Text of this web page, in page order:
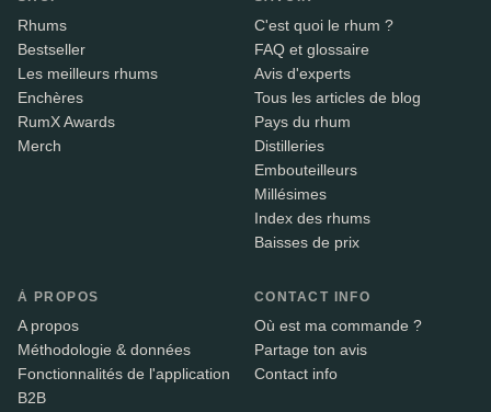
Rhums
Bestseller
Les meilleurs rhums
Enchères
RumX Awards
Merch
C'est quoi le rhum ?
FAQ et glossaire
Avis d'experts
Tous les articles de blog
Pays du rhum
Distilleries
Embouteilleurs
Millésimes
Index des rhums
Baisses de prix
À PROPOS
A propos
Méthodologie & données
Fonctionnalités de l'application
B2B
CONTACT INFO
Où est ma commande ?
Partage ton avis
Contact info